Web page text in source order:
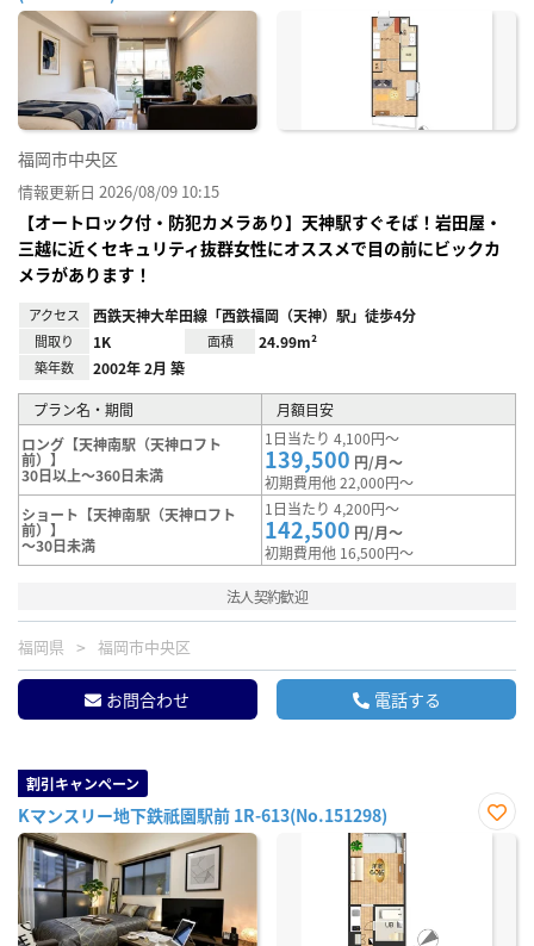
に入
福岡市中央区
情報更新日 2026/08/09 10:15
【オートロック付・防犯カメラあり】天神駅すぐそば！岩田屋・
三越に近くセキュリティ抜群女性にオススメで目の前にビックカ
メラがあります！
アクセス 西鉄天神大牟田線「西鉄福岡（天神）駅」徒歩4分
間取り 1K 面積 24.99m²
築年数 2002年 2月 築
プラン名・期間
月額目安
ロング【天神南駅（天神ロフト
前）】
30日以上～360日未満
1日当たり 4,100円～
139,500 円/月～
初期費用他 22,000円～
ショート【天神南駅（天神ロフト
前）】
～30日未満
1日当たり 4,200円～
142,500 円/月～
初期費用他 16,500円～
法人契約歓迎
福岡県 福岡市中央区
お問合わせ 電話する
割引キャンペーン
Kマンスリー地下鉄祇園駅前 1R-613(No.151298)
お気